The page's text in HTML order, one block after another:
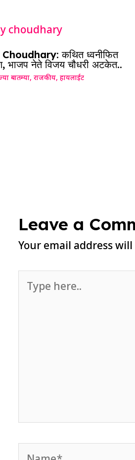
कथित ध्वनीफित
भाजप नेते विजय चौधरी अटकेत..
बातम्या, राजकीय, हायलाईट
Leave a
Your email address
Type
here..
Name*